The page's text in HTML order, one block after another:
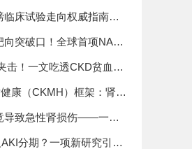
不知道
床试验走向权威指南一
突破口！全球首项NAD
对照试验方案正式发布
击！一文吃透CKD贫血药
康（CKMH）框架：肾脏
发展机遇
导致急性肾损伤——一例
剂相关AKI病例及临床启
分期？一项新研究引发